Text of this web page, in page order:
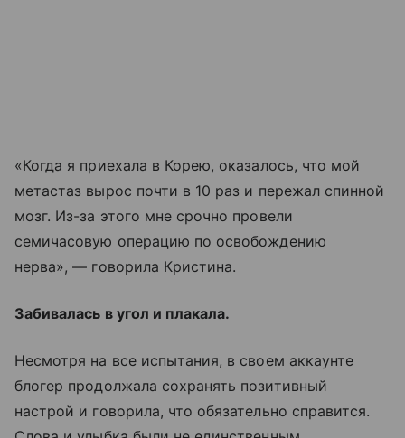
«Когда я приехала в Корею, оказалось, что мой
метастаз вырос почти в 10 раз и пережал спинной
мозг. Из-за этого мне срочно провели
семичасовую операцию по освобождению
нерва», — говорила Кристина.
Забивалась в угол и плакала.
Несмотря на все испытания, в своем аккаунте
блогер продолжала сохранять позитивный
настрой и говорила, что обязательно справится.